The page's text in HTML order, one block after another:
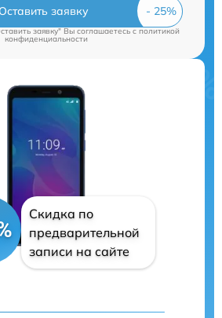
Оставить заявку
заявку" Вы соглашаетесь cполитикой
конфиденциальности
Скидка по
предварительной
записи на сайте